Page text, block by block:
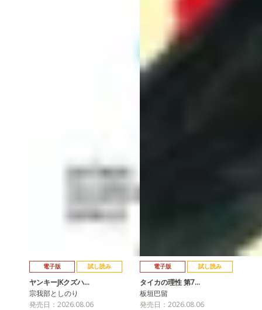
電子版 試し読み
ヤンキーJKクズハ…
宗我部としのり
発売日：2026.08.06
電子版 試し読み
タイカの理性 第7…
板垣巴留
発売日：2026.08.06